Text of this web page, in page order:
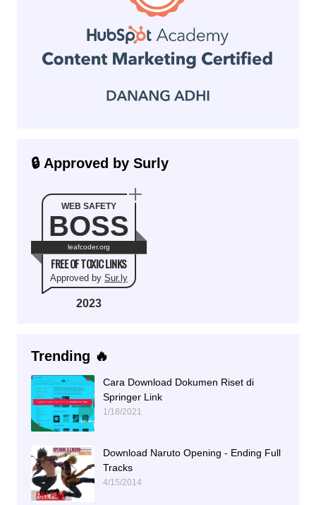
🔒 Approved by Surly
WEB SAFETY
BOSS
leafcoder.org
FREE OF TOXIC LINKS
Approved by Sur.ly
2023
Trending 🔥
Cara Download Dokumen Riset di
Springer Link
1/18/2021
Download Naruto Opening - Ending Full
Tracks
4/15/2014